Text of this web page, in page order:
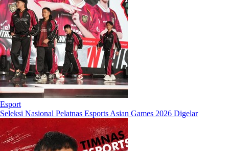
Esport
Seleksi Nasional Pelatnas Esports Asian Games 2026 Digelar